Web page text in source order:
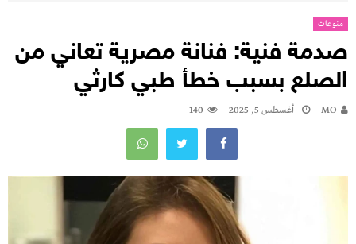
منوعات
صدمة فنية: فنانة مصرية تعاني من
الصلع بسبب خطأ طبي كارثي
MO أغسطس 5, 2025 140